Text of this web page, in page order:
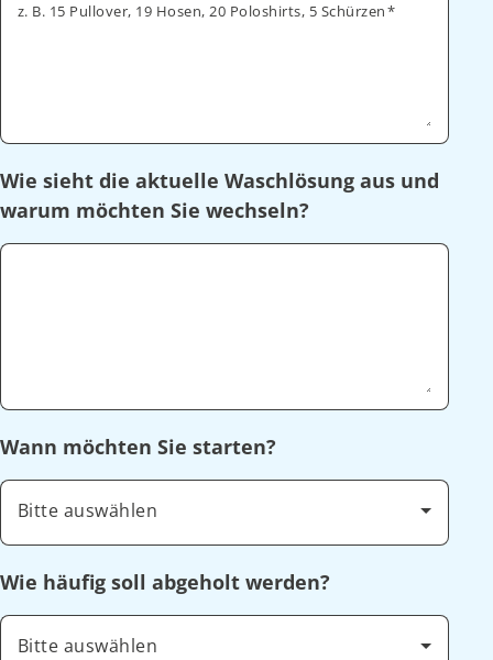
z. B. 15 Pullover, 19 Hosen, 20 Poloshirts, 5 Schürzen
Wie sieht die aktuelle Waschlösung aus und
warum möchten Sie wechseln?
Wann möchten Sie starten?
Bitte auswählen
Wie häufig soll abgeholt werden?
Bitte auswählen